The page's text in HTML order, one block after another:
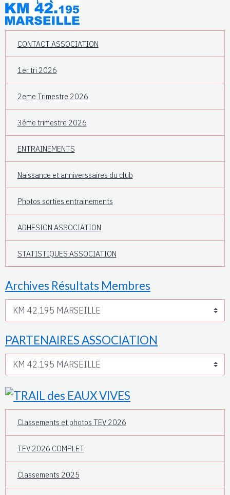
CONTACT ASSOCIATION
1er tri 2026
2eme Trimestre 2026
3éme trimestre 2026
ENTRAINEMENTS
Naissance et anniverssaires du club
Photos sorties entrainements
ADHESION ASSOCIATION
STATISTIQUES ASSOCIATION
Archives Résultats Membres
PARTENAIRES ASSOCIATION
Classements et photos TEV 2026
TEV 2026 COMPLET
Classements 2025